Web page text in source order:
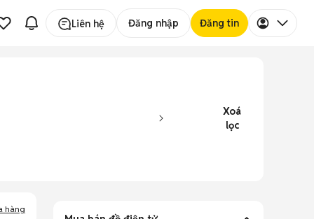
Liên hệ Đăng nhập Đăng tin
Xoá
lọc
hàng